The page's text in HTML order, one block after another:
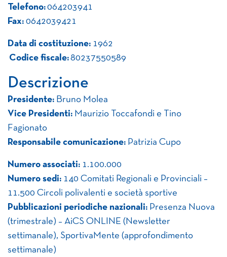
Telefono:064203941
Fax: 0642039421
Data di costituzione: 1962
Codice fiscale:80237550589
Descrizione
Presidente: Bruno Molea
Vice Presidenti: Maurizio Toccafondi e Tino
Fagionato
Responsabile comunicazione: Patrizia Cupo
Numero associati: 1.100.000
Numero sedi: 140 Comitati Regionali e Provinciali –
11.500 Circoli polivalenti e società sportive
Pubblicazioni periodiche nazionali: Presenza Nuova
(trimestrale) – AiCS ONLINE (Newsletter
settimanale), SportivaMente (approfondimento
settimanale)